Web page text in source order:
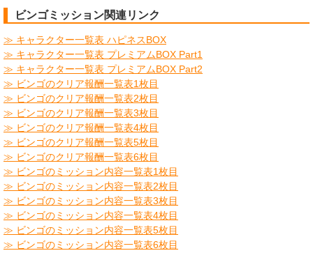
ビンゴミッション関連リンク
≫ キャラクター一覧表 ハピネスBOX
≫ キャラクター一覧表 プレミアムBOX Part1
≫ キャラクター一覧表 プレミアムBOX Part2
≫ ビンゴのクリア報酬一覧表1枚目
≫ ビンゴのクリア報酬一覧表2枚目
≫ ビンゴのクリア報酬一覧表3枚目
≫ ビンゴのクリア報酬一覧表4枚目
≫ ビンゴのクリア報酬一覧表5枚目
≫ ビンゴのクリア報酬一覧表6枚目
​≫ ビンゴのミッション内容一覧表1枚目
≫ ビンゴのミッション内容一覧表2枚目
≫ ビンゴのミッション内容一覧表3枚目
≫ ビンゴのミッション内容一覧表4枚目
≫ ビンゴのミッション内容一覧表5枚目
≫ ビンゴのミッション内容一覧表6枚目